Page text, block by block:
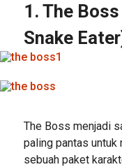
1. The
Snake
The Boss menjadi
paling pantas untuk
sebuah paket